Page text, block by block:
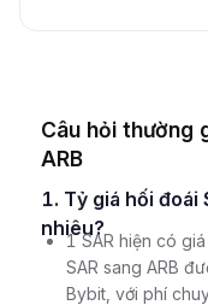
Câu hỏi thường
ARB
1. Tỷ giá hối đoái SAR sang ARB hiện tại là bao
nhiêu?
1 SAR hiện có
SAR sang ARB
Bybit, với phí